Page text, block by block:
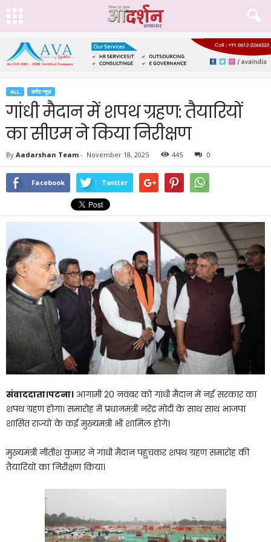
ALL करेंट न्यूज़
गांधी मैदान में शपथ ग्रहण: तैयारियों
का सीएम ने किया निरीक्षण
By Aadarshan Team - November 18, 2025 445 0
Facebook Twitter
संवाददाता।पटना। आगामी 20 नवंबर को गांधी मैदान में नई सरकार का
शपथ ग्रहण होगा। समारोह में प्रधानमंत्री नरेंद्र मोदी के साथ साथ भाजपा
शासित राज्यों के कई मुख्यमंत्री भी शामिल होंगे।
मुख्यमंत्री नीतीश कुमार ने गांधी मैदान पहुंचकर शपथ ग्रहण समारोह की
तैयारियों का निरीक्षण किया।